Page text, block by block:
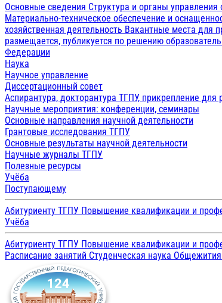
Основные сведения Структура и органы управления
Материально-техническое обеспечение и
хозяйственная деятельность Вакантные места для
размещается, публикуется по решению
Федерации
Наука
Научное управление
Диссертационный совет
Аспирантура, докторантура ТГПУ, прикрепление
Научные мероприятия: конференции, семинары
Основные направления научной деятельности
Грантовые исследования ТГПУ
Основные результаты научной деятельности
Научные журналы ТГПУ
Полезные ресурсы
Учёба
Поступающему
Абитуриенту ТГПУ Повышение квалификации и
Учёба
Абитуриенту ТГПУ Повышение квалификации и
Расписание занятий Студенческая наука Общежития